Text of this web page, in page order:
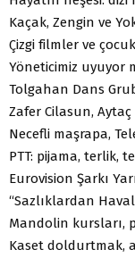
Kaçak, Zengin ve
Çizgi filmler ve
Yöneticimiz uyuyor
Tolgahan Dans
Zafer Cilasun,
Necefli maşrapa,
PTT: pijama, terlik,
Eurovision Şarkı
“Sazlıklardan
Mandolin kursları,
Kaset doldurtmak,